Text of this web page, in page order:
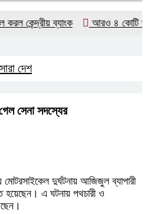
ব্যাংক আরও ৪ কোটি ডলার
সারা দেশ
সেনা সদস্যের
মোটরসাইকেল দুর্ঘটনায় আজিজুল ব্যাপারী
এ ঘটনায় পথচারী ও